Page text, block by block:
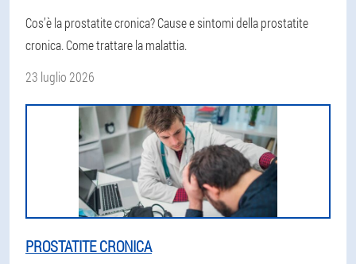
Cos’è la prostatite cronica? Cause e sintomi della prostatite
cronica. Come trattare la malattia.
23 luglio 2026
PROSTATITE CRONICA